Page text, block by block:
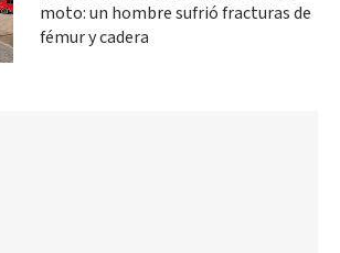
moto: un hombre sufrió fracturas de
fémur y cadera